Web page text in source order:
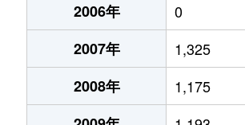
2006年
0
2007年
1,325
2008年
1,175